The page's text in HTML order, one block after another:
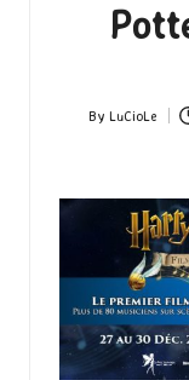
Posted
By LuCioLe